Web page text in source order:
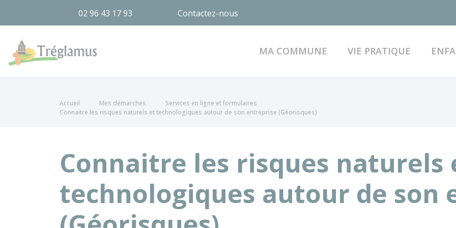
02 96 43 17 93 Contactez-nous
MA COMMUNE VIE PRATIQUE
Accueil Mes démarches
Services en ligne et formulaires
Connaitre les risques naturels et technologiques autour de son entreprise (Géorisques)
Connaitre les risques naturels
technologiques autour de son